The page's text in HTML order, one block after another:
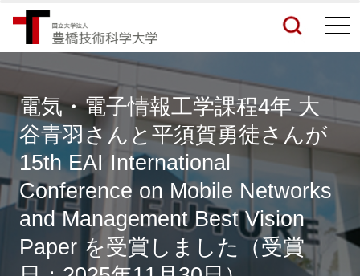
検索結果をもっと見る
関連サイトすべてを検索する
電気・電子情報工学課程4年 大
谷青羽さんと平須賀勇徒さんが
15th EAI International
Conference on Mobile Networks
and Management Best Vision
Paper を受賞しました（受賞